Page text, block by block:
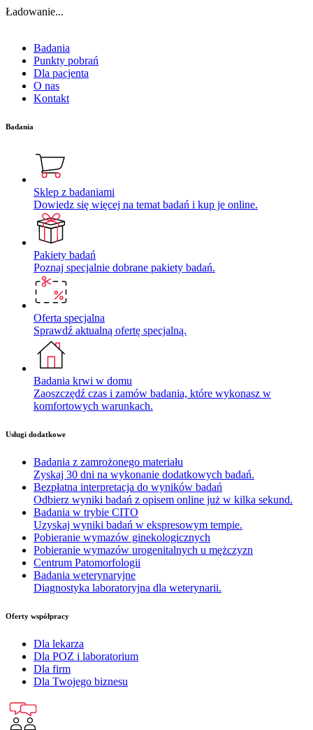
Ładowanie...
Badania
Punkty pobrań
Dla pacjenta
O nas
Kontakt
Badania
Sklep z badaniami
Dowiedz się więcej na temat badań i kup je online.
Pakiety badań
Poznaj specjalnie dobrane pakiety badań.
Oferta specjalna
Sprawdź aktualną ofertę specjalną.
Badania krwi w domu
Zaoszczędź czas i zamów badania, które wykonasz w
komfortowych warunkach.
Usługi dodatkowe
Badania z zamrożonego materiału
Zyskaj 30 dni na wykonanie dodatkowych badań.
Bezpłatna interpretacja do wyników badań
Odbierz wyniki badań z opisem online już w kilka sekund.
Badania w trybie CITO
Uzyskaj wyniki badań w ekspresowym tempie.
Pobieranie wymazów ginekologicznych
Pobieranie wymazów urogenitalnych u mężczyzn
Centrum Patomorfologii
Badania weterynaryjne
Diagnostyka laboratoryjna dla weterynarii.
Oferty współpracy
Dla lekarza
Dla POZ i laboratorium
Dla firm
Dla Twojego biznesu